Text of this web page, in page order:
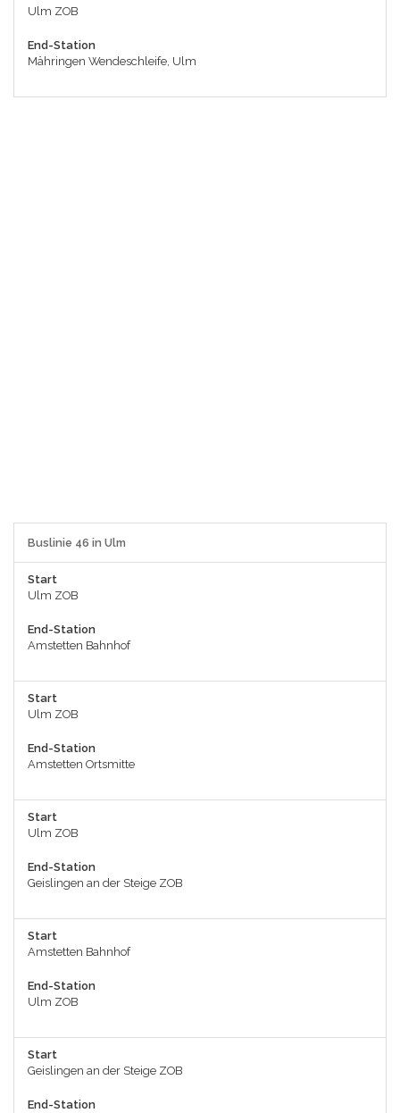
Ulm ZOB
End-Station
Mähringen Wendeschleife, Ulm
Buslinie 46 in Ulm
Start
Ulm ZOB
End-Station
Amstetten Bahnhof
Start
Ulm ZOB
End-Station
Amstetten Ortsmitte
Start
Ulm ZOB
End-Station
Geislingen an der Steige ZOB
Start
Amstetten Bahnhof
End-Station
Ulm ZOB
Start
Geislingen an der Steige ZOB
End-Station